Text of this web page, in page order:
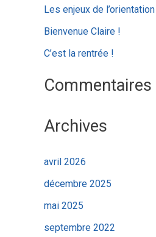
e
r
Les enjeux de l’orientation
Bienvenue Claire !
C’est la rentrée !
Archives
avril 2026
décembre 2025
mai 2025
septembre 2022